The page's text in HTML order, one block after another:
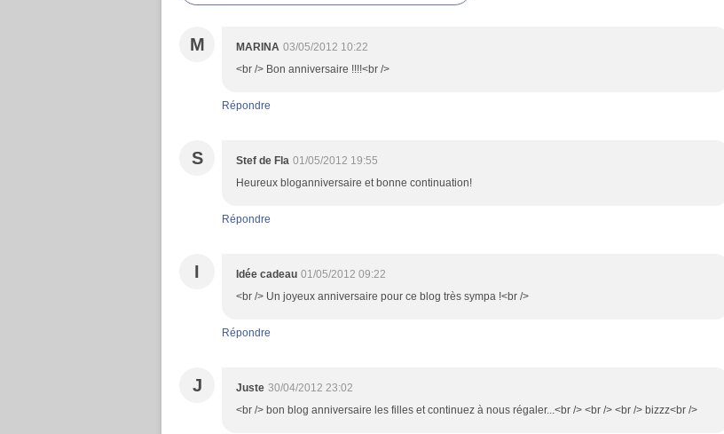
M MARINA 03/05/2012 10:22
<br /> Bon anniversaire !!!!<br />
Répondre
S Stef de Fla 01/05/2012 19:55
Heureux bloganniversaire et bonne continuation!
Répondre
I Idée cadeau 01/05/2012 09:22
<br /> Un joyeux anniversaire pour ce blog très sympa !<br />
Répondre
J Juste 30/04/2012 23:02
<br /> bon blog anniversaire les filles et continuez à nous régaler...<br /> <br /> <br /> bizzz<br />